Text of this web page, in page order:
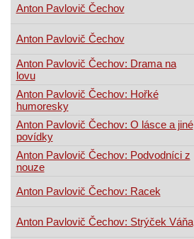
Anton Pavlovič Čechov
Anton Pavlovič Čechov
Anton Pavlovič Čechov: Drama na
lovu
Anton Pavlovič Čechov: Hořké
humoresky
Anton Pavlovič Čechov: O lásce a jiné
povídky
Anton Pavlovič Čechov: Podvodníci z
nouze
Anton Pavlovič Čechov: Racek
Anton Pavlovič Čechov: Strýček Váňa